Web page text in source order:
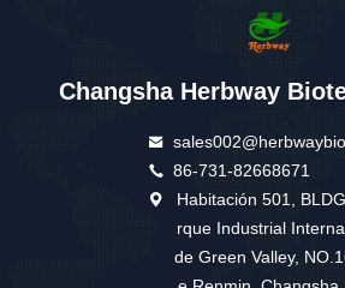
Changsha Herbway
86-731-82668671
Habitación 501,
rque Industrial
de Green Valley,